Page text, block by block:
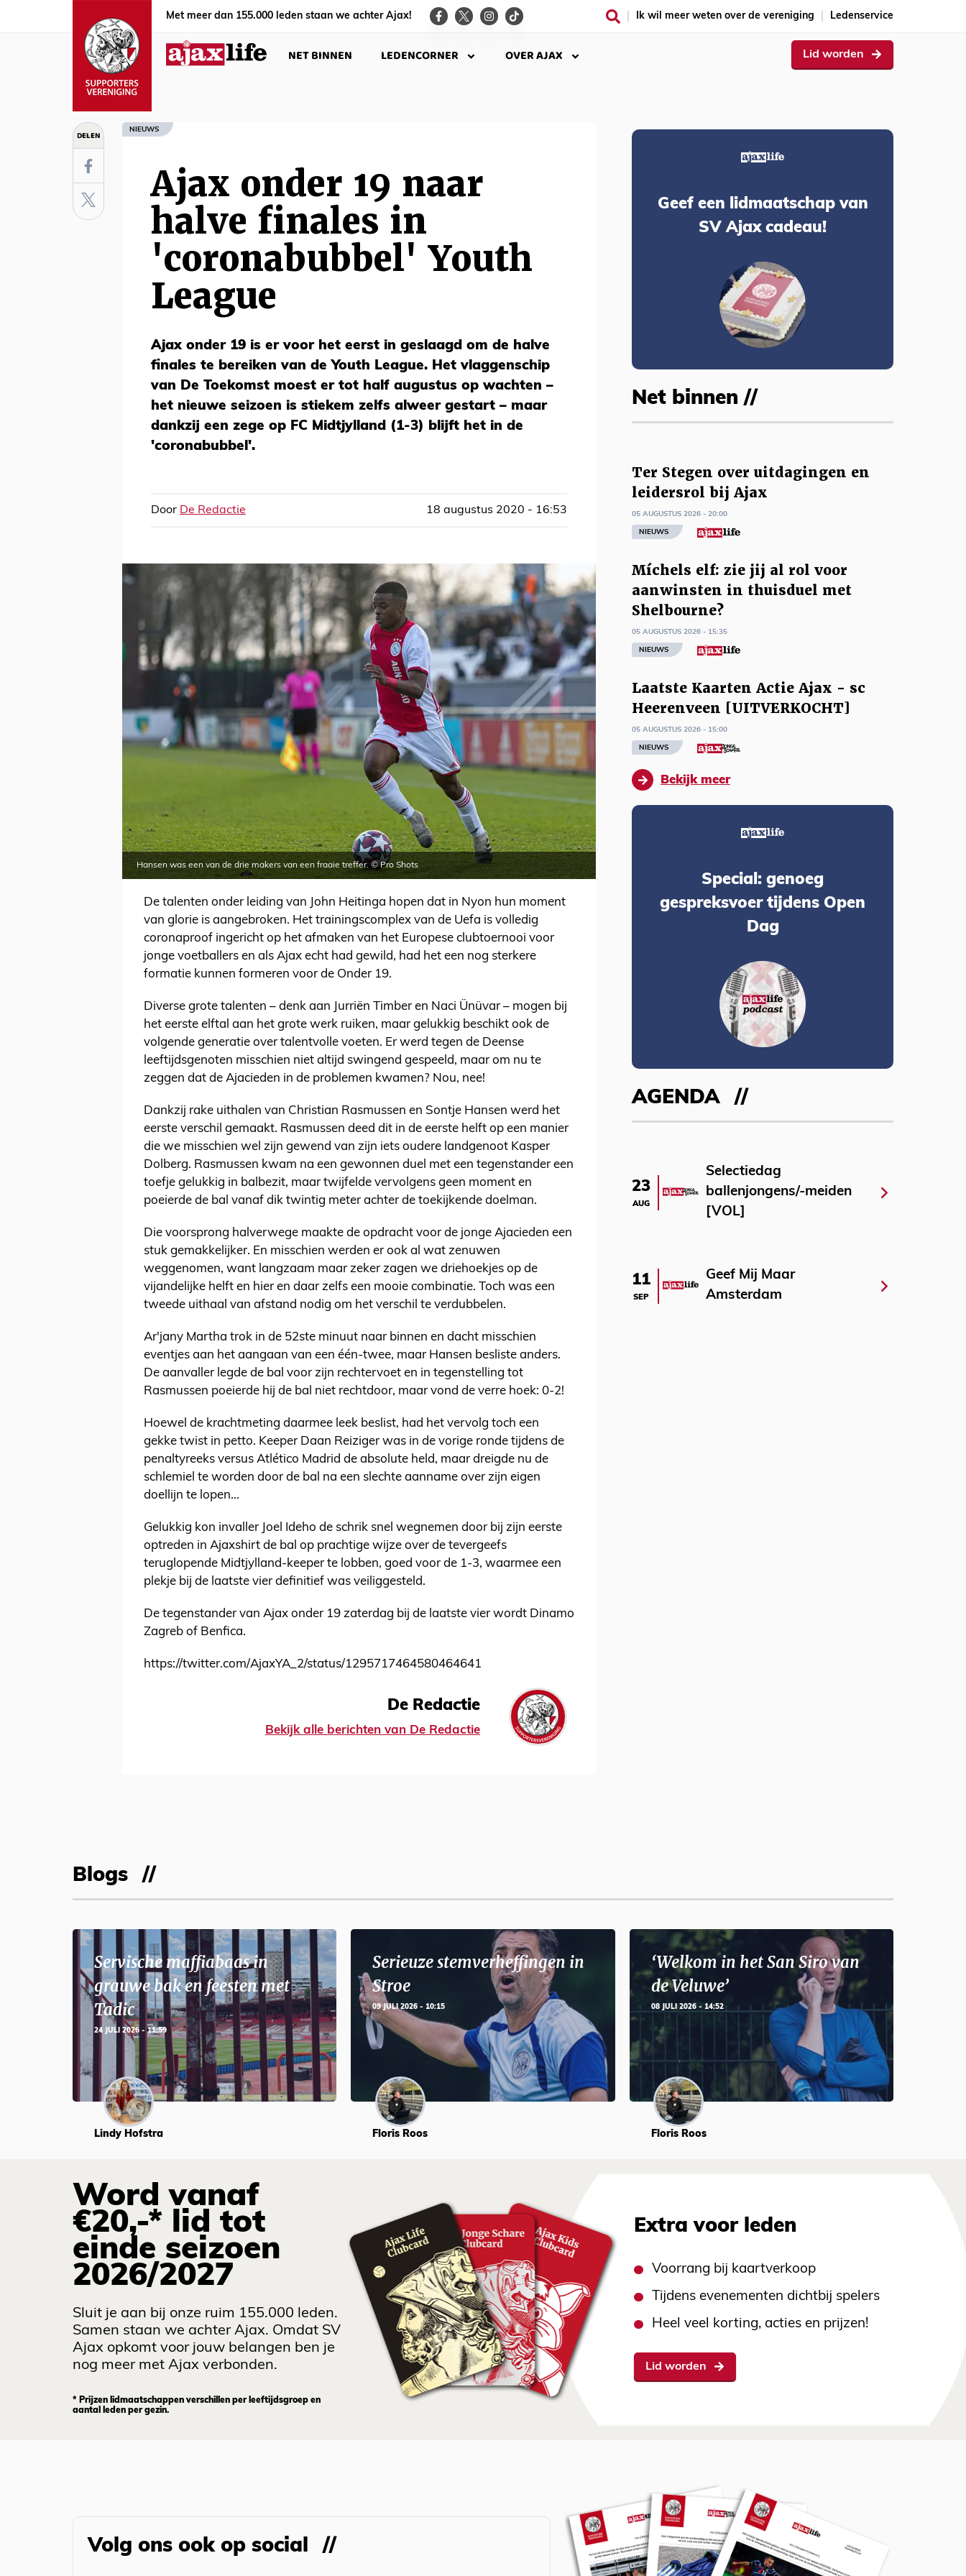
Met meer dan 155.000 leden staan we achter Ajax! Ik wil meer weten over de vereniging Ledenservice
NET BINNEN LEDENCORNER OVER AJAX Lid worden
DELEN NIEUWS
Ajax onder 19 naar
halve finales in
'coronabubbel' Youth
League
Ajax onder 19 is er voor het eerst in geslaagd om de halve
finales te bereiken van de Youth League. Het vlaggenschip
van De Toekomst moest er tot half augustus op wachten –
het nieuwe seizoen is stiekem zelfs alweer gestart – maar
dankzij een zege op FC Midtjylland (1-3) blijft het in de
'coronabubbel'.
Door De Redactie 18 augustus 2020 - 16:53
Hansen was een van de drie makers van een fraaie treffer. © Pro Shots
De talenten onder leiding van John Heitinga hopen dat in Nyon hun moment
van glorie is aangebroken. Het trainingscomplex van de Uefa is volledig
coronaproof ingericht op het afmaken van het Europese clubtoernooi voor
jonge voetballers en als Ajax echt had gewild, had het een nog sterkere
formatie kunnen formeren voor de Onder 19.
Diverse grote talenten – denk aan Jurriën Timber en Naci Ünüvar – mogen bij
het eerste elftal aan het grote werk ruiken, maar gelukkig beschikt ook de
volgende generatie over talentvolle voeten. Er werd tegen de Deense
leeftijdsgenoten misschien niet altijd swingend gespeeld, maar om nu te
zeggen dat de Ajacieden in de problemen kwamen? Nou, nee!
Dankzij rake uithalen van Christian Rasmussen en Sontje Hansen werd het
eerste verschil gemaakt. Rasmussen deed dit in de eerste helft op een manier
die we misschien wel zijn gewend van zijn iets oudere landgenoot Kasper
Dolberg. Rasmussen kwam na een gewonnen duel met een tegenstander een
toefje gelukkig in balbezit, maar twijfelde vervolgens geen moment en
poeierde de bal vanaf dik twintig meter achter de toekijkende doelman.
Die voorsprong halverwege maakte de opdracht voor de jonge Ajacieden een
stuk gemakkelijker. En misschien werden er ook al wat zenuwen
weggenomen, want langzaam maar zeker zagen we driehoekjes op de
vijandelijke helft en hier en daar zelfs een mooie combinatie. Toch was een
tweede uithaal van afstand nodig om het verschil te verdubbelen.
Ar'jany Martha trok in de 52ste minuut naar binnen en dacht misschien
eventjes aan het aangaan van een één-twee, maar Hansen besliste anders.
De aanvaller legde de bal voor zijn rechtervoet en in tegenstelling tot
Rasmussen poeierde hij de bal niet rechtdoor, maar vond de verre hoek: 0-2!
Hoewel de krachtmeting daarmee leek beslist, had het vervolg toch een
gekke twist in petto. Keeper Daan Reiziger was in de vorige ronde tijdens de
penaltyreeks versus Atlético Madrid de absolute held, maar dreigde nu de
schlemiel te worden door de bal na een slechte aanname over zijn eigen
doellijn te lopen...
Gelukkig kon invaller Joel Ideho de schrik snel wegnemen door bij zijn eerste
optreden in Ajaxshirt de bal op prachtige wijze over de tevergeefs
teruglopende Midtjylland-keeper te lobben, goed voor de 1-3, waarmee een
plekje bij de laatste vier definitief was veiliggesteld.
De tegenstander van Ajax onder 19 zaterdag bij de laatste vier wordt Dinamo
Zagreb of Benfica.
https://twitter.com/AjaxYA_2/status/1295717464580464641
De Redactie
Bekijk alle berichten van De Redactie
Geef een lidmaatschap van
SV Ajax cadeau!
Net binnen //
Ter Stegen over uitdagingen en
leidersrol bij Ajax
05 AUGUSTUS 2026 - 20:00
NIEUWS
Míchels elf: zie jij al rol voor
aanwinsten in thuisduel met
Shelbourne?
05 AUGUSTUS 2026 - 15:35
NIEUWS
Laatste Kaarten Actie Ajax - sc
Heerenveen [UITVERKOCHT]
05 AUGUSTUS 2026 - 15:00
NIEUWS
Bekijk meer
Special: genoeg
gespreksvoer tijdens Open
Dag
AGENDA
23
AUG
Selectiedag
ballenjongens/-meiden
[VOL]
11
SEP
Geef Mij Maar
Amsterdam
Blogs
Servische maffiabaas in
grauwe bak en feesten met
Tadic
24 JULI 2026 - 11:59
Lindy Hofstra
Serieuze stemverheffingen in
Stroe
09 JULI 2026 - 10:15
Floris Roos
‘Welkom in het San Siro van
de Veluwe’
08 JULI 2026 - 14:52
Floris Roos
Word vanaf
€20,-* lid tot
einde seizoen
2026/2027
Sluit je aan bij onze ruim 155.000 leden.
Samen staan we achter Ajax. Omdat SV
Ajax opkomt voor jouw belangen ben je
nog meer met Ajax verbonden.
* Prijzen lidmaatschappen verschillen per leeftijdsgroep en
aantal leden per gezin.
Extra voor leden
Voorrang bij kaartverkoop
Tijdens evenementen dichtbij spelers
Heel veel korting, acties en prijzen!
Lid worden
Volg ons ook op social